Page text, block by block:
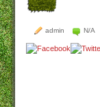
admin N/A